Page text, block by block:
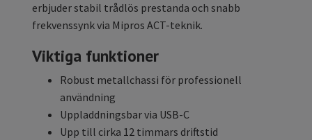
erbjuder stabil trådlös prestanda och snabb
frekvenssynk via Mipros ACT-teknik.
Viktiga funktioner
Robust metallchassi för professionell
användning
Uppladdningsbar via USB-C
Upp till cirka 12 timmars driftstid